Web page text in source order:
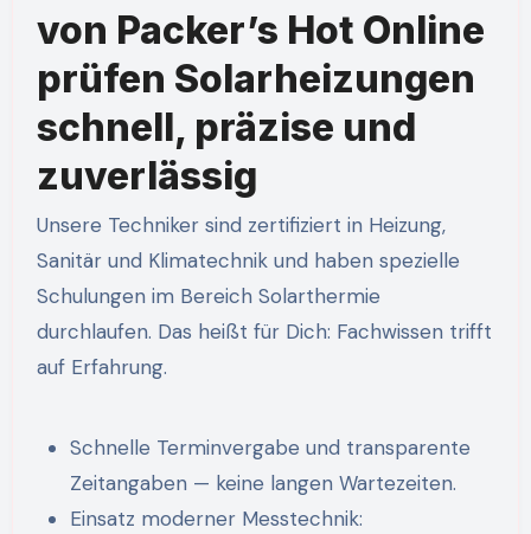
von Packer’s Hot Online
prüfen Solarheizungen
schnell, präzise und
zuverlässig
Unsere Techniker sind zertifiziert in Heizung,
Sanitär und Klimatechnik und haben spezielle
Schulungen im Bereich Solarthermie
durchlaufen. Das heißt für Dich: Fachwissen trifft
auf Erfahrung.
Schnelle Terminvergabe und transparente
Zeitangaben — keine langen Wartezeiten.
Einsatz moderner Messtechnik: